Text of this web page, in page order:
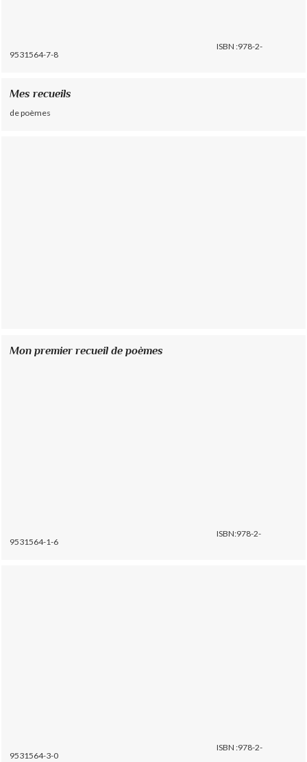
ISBN :978-2-
9531564-7-8
Mes recueils
de poèmes
Mon premier recueil de poèmes
ISBN:978-2-
9531564-1-6
ISBN :978-2-
9531564-3-0